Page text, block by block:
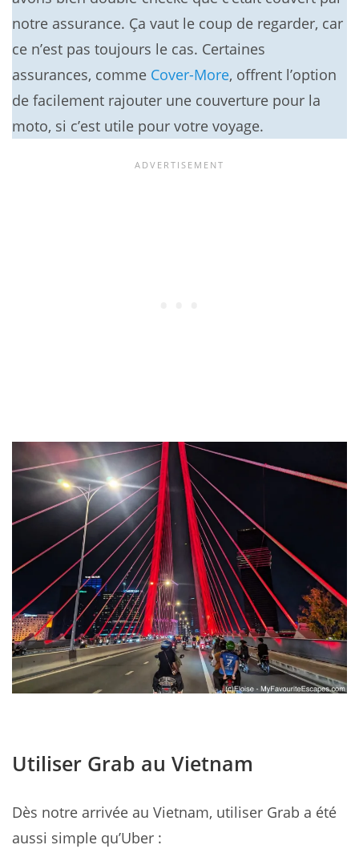
notre assurance. Ça vaut le coup de regarder, car
ce n’est pas toujours le cas. Certaines
assurances, comme Cover-More, offrent l’option
de facilement rajouter une couverture pour la
moto, si c’est utile pour votre voyage.
Utiliser Grab au Vietnam
Dès notre arrivée au Vietnam, utiliser Grab a été
aussi simple qu’Uber :